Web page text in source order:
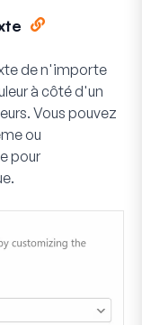
de n'importe
à côté d'un
Vous pouvez
ou
pour